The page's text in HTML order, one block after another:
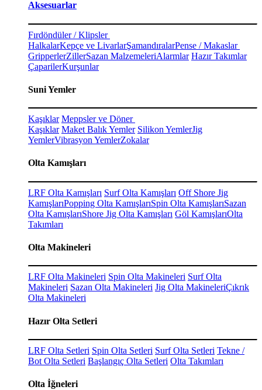
Aksesuarlar
Fırdöndüler / Klipsler
HalkalarKepçe ve LivarlarŞamandıralarPense / Makaslar
GripperlerZillerSazan MalzemeleriAlarmlar Hazır Takımlar
ÇaparilerKurşunlar
Suni Yemler
Kaşıklar Meppsler ve Döner
Kaşıklar Maket Balık Yemler Silikon YemlerJig
YemlerVibrasyon YemlerZokalar
Olta Kamışları
LRF Olta Kamışları Surf Olta Kamışları Off Shore Jig
KamışlarıPopping Olta KamışlarıSpin Olta KamışlarıSazan
Olta KamışlarıShore Jig Olta Kamışları Göl KamışlarıOlta
Takımları
Olta Makineleri
LRF Olta Makineleri Spin Olta Makineleri Surf Olta
Makineleri Sazan Olta Makineleri Jig Olta MakineleriÇıkrık
Olta Makineleri
Hazır Olta Setleri
LRF Olta Setleri Spin Olta Setleri Surf Olta Setleri Tekne /
Bot Olta Setleri Başlangıç Olta Setleri Olta Takımları
Olta İğneleri